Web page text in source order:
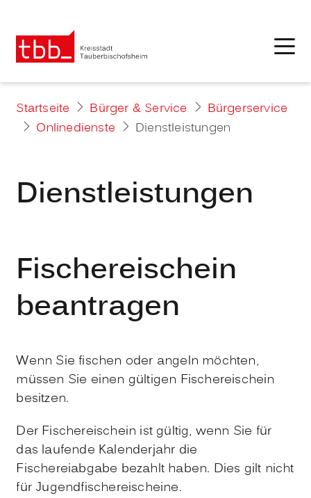
Startseite Bürger & Service
Bürgerservice
Onlinedienste
Dienstleistungen
Dienstleistungen
Fischereischein
beantragen
Wenn Sie fischen oder angeln möchten,
müssen Sie einen gültigen Fischereischein
besitzen.
Der Fischereischein ist gültig, wenn Sie für
das laufende Kalenderjahr die
Fischereiabgabe bezahlt haben. Dies gilt nicht
für Jugendfischereischeine.